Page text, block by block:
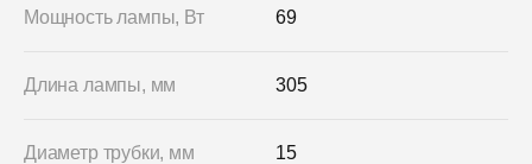
Мощность лампы, Вт 69
Длина лампы, мм 305
Диаметр трубки, мм 15